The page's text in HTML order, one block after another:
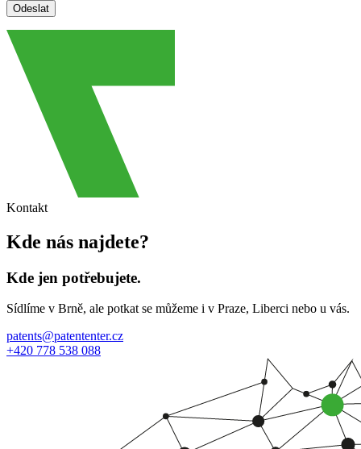
Kontakt
Kde nás najdete?
Kde jen potřebujete.
Sídlíme v Brně, ale potkat se můžeme i v Praze, Liberci nebo u vás.
patents@patententer.cz
+420 778 538 088